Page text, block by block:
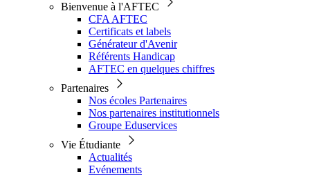
Bienvenue à l'AFTEC
CFA AFTEC
Certificats et labels
Générateur d'Avenir
Référents Handicap
AFTEC en quelques chiffres
Partenaires
Nos écoles Partenaires
Nos partenaires institutionnels
Groupe Eduservices
Vie Étudiante
Actualités
Evénements